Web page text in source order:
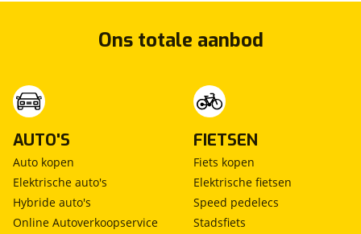
Ons totale aanbod
AUTO'S
Auto kopen
Elektrische auto's
Hybride auto's
Online Autoverkoopservice
FIETSEN
Fiets kopen
Elektrische fietsen
Speed pedelecs
Stadsfiets